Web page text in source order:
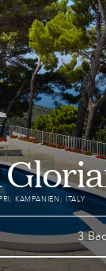
KAMPANIEN; ITALY
3